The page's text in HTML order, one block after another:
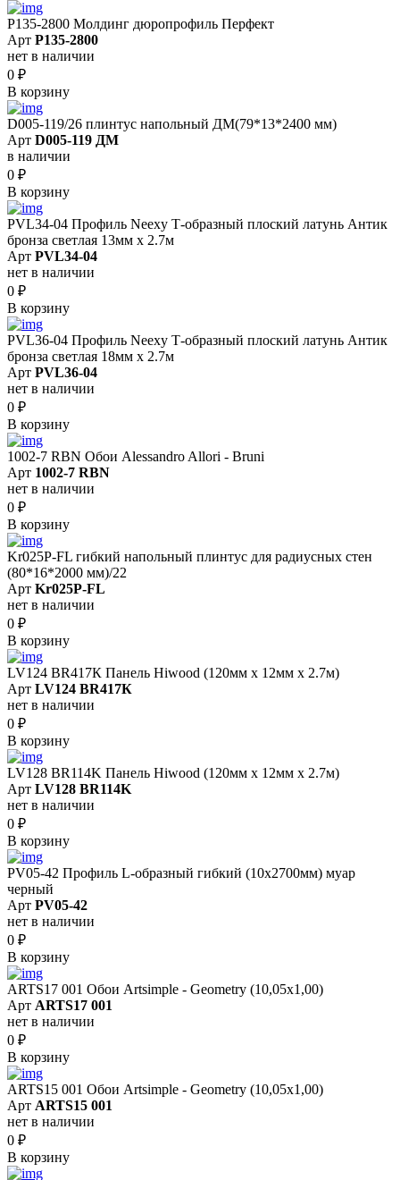
P135-2800 Молдинг дюропрофиль Перфект
Арт P135-2800
нет в наличии
0 ₽
В корзину
D005-119/26 плинтус напольный ДМ(79*13*2400 мм)
Арт D005-119 ДМ
в наличии
0 ₽
В корзину
PVL34-04 Профиль Neexy Т-образный плоский латунь Антик
бронза светлая 13мм х 2.7м
Арт PVL34-04
нет в наличии
0 ₽
В корзину
PVL36-04 Профиль Neexy Т-образный плоский латунь Антик
бронза светлая 18мм х 2.7м
Арт PVL36-04
нет в наличии
0 ₽
В корзину
1002-7 RBN Обои Alessandro Allori - Bruni
Арт 1002-7 RBN
нет в наличии
0 ₽
В корзину
Kr025P-FL гибкий напольный плинтус для радиусных стен
(80*16*2000 мм)/22
Арт Kr025P-FL
нет в наличии
0 ₽
В корзину
LV124 BR417К Панель Hiwood (120мм х 12мм х 2.7м)
Арт LV124 BR417К
нет в наличии
0 ₽
В корзину
LV128 BR114K Панель Hiwood (120мм х 12мм х 2.7м)
Арт LV128 BR114K
нет в наличии
0 ₽
В корзину
PV05-42 Профиль L-образный гибкий (10х2700мм) муар
черный
Арт PV05-42
нет в наличии
0 ₽
В корзину
ARTS17 001 Обои Artsimple - Geometry (10,05x1,00)
Арт ARTS17 001
нет в наличии
0 ₽
В корзину
ARTS15 001 Обои Artsimple - Geometry (10,05x1,00)
Арт ARTS15 001
нет в наличии
0 ₽
В корзину